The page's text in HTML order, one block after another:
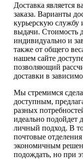
Доставка является
заказа. Варианты
курьерскую службу
выдачи. Стоимость
индивидуально и
также от общего
нашем сайте
позволяющий
доставки в
Мы стремимся
доступным,
разных
идеально подойдет
личный подход. В то
почтовые
экономичным
подождать, но при